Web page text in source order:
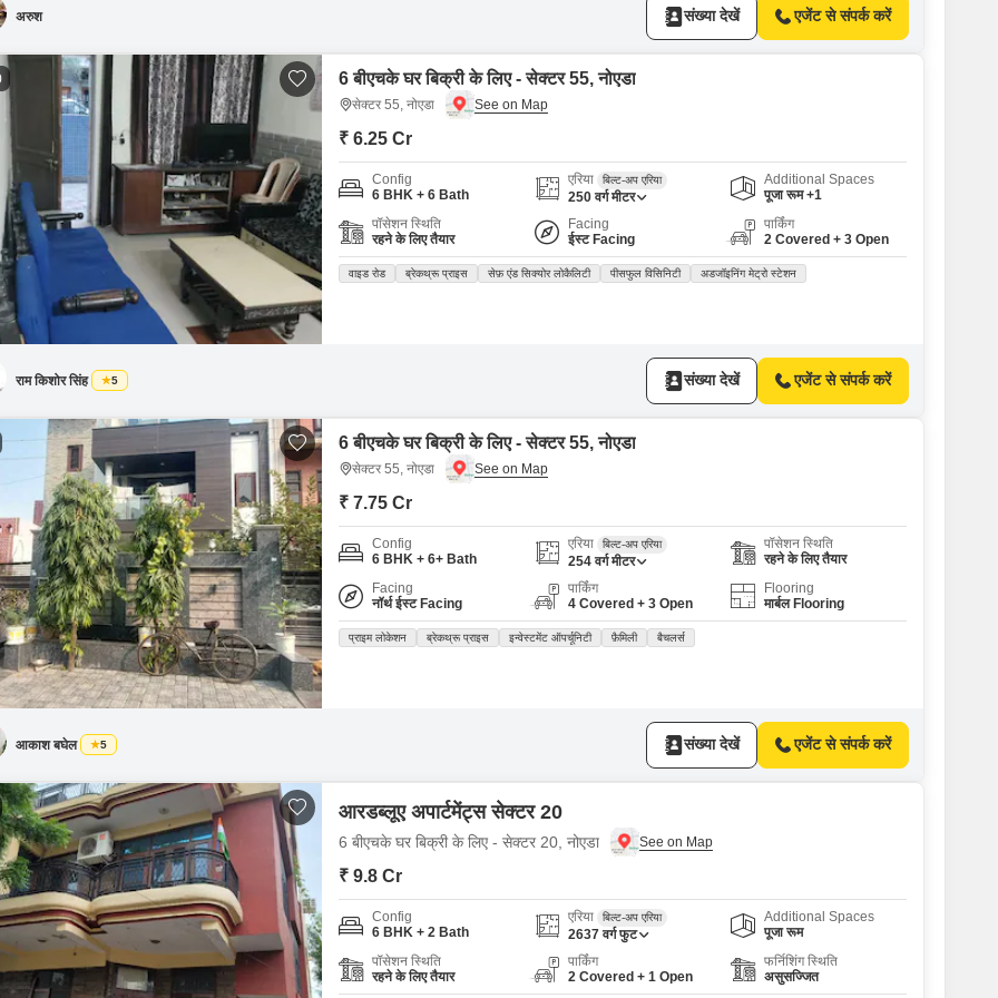
अरुश संख्या देखें एजेंट से संपर्क करें
6 बीएचके घर बिक्री के लिए - सेक्टर 55, नोएडा
सेक्टर 55, नोएडा
₹ 6.25 Cr
Config
6 BHK + 6 Bath
एरिया बिल्ट-अप एरिया
250 वर्ग मीटर
Additional Spaces
पूजा रूम +1
पॉसेशन स्थिति
रहने के लिए तैयार
Facing
ईस्ट Facing
पार्किंग
2 Covered + 3 Open
वाइड रोड ब्रेकथ्रू प्राइस सेफ़ एंड सिक्योर लोकैलिटी पीसफुल विसिनिटी अडजॉइनिंग मेट्रो स्टेशन
राम किशोर सिंह 5 संख्या देखें एजेंट से संपर्क करें
6 बीएचके घर बिक्री के लिए - सेक्टर 55, नोएडा
सेक्टर 55, नोएडा
₹ 7.75 Cr
Config
6 BHK + 6+ Bath
एरिया बिल्ट-अप एरिया
254 वर्ग मीटर
पॉसेशन स्थिति
रहने के लिए तैयार
Facing
नॉर्थ ईस्ट Facing
पार्किंग
4 Covered + 3 Open
Flooring
मार्बल Flooring
प्राइम लोकेशन ब्रेकथ्रू प्राइस इन्वेस्टमेंट ऑपर्चूनिटी फ़ैमिली बैचलर्स
आकाश बघेल 5 संख्या देखें एजेंट से संपर्क करें
आरडब्लूए अपार्टमेंट्स सेक्टर 20
6 बीएचके घर बिक्री के लिए - सेक्टर 20, नोएडा
₹ 9.8 Cr
Config
6 BHK + 2 Bath
एरिया बिल्ट-अप एरिया
2637 वर्ग फुट
Additional Spaces
पूजा रूम
पॉसेशन स्थिति
रहने के लिए तैयार
पार्किंग
2 Covered + 1 Open
फर्निशिंग स्थिति
असुसज्जित